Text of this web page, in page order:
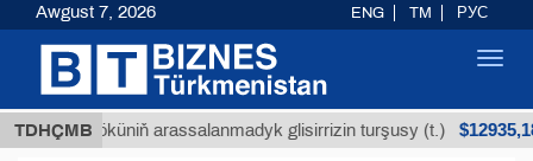
TDHÇMBarassalanmadyk glisirrizin turşusy (t.) $12935,18
Awgust 7, 2026 ENG TM РУС